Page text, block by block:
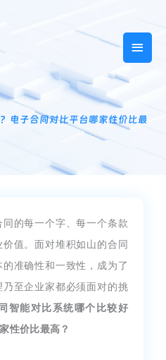
菜
单
电子合同对比平台哪家性价比最
的每一个字、每一个条款
值。面对堆积如山的合同
准确性和一致性，成为了
至企业家都必须面对的挑
智能对比系统哪个比较好
性价比最高？